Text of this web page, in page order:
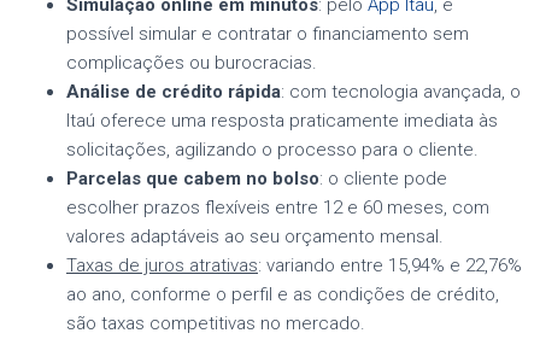
Simulação online em minutos: pelo App Itaú, é
possível simular e contratar o financiamento sem
complicações ou burocracias.
Análise de crédito rápida: com tecnologia avançada, o
Itaú oferece uma resposta praticamente imediata às
solicitações, agilizando o processo para o cliente.
Parcelas que cabem no bolso: o cliente pode
escolher prazos flexíveis entre 12 e 60 meses, com
valores adaptáveis ao seu orçamento mensal.
Taxas de juros atrativas: variando entre 15,94% e 22,76%
ao ano, conforme o perfil e as condições de crédito,
são taxas competitivas no mercado.